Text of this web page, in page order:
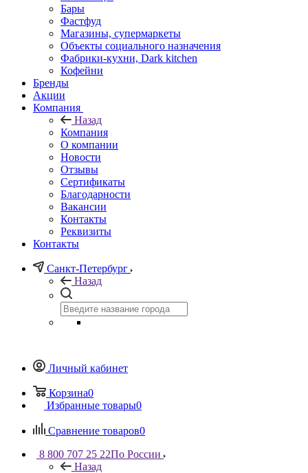
Бары
Фастфуд
Магазины, супермаркеты
Объекты социального назначения
Фабрики-кухни, Dark kitchen
Кофейни
Бренды
Акции
Компания
Назад
Компания
О компании
Новости
Отзывы
Сертификаты
Благодарности
Вакансии
Контакты
Реквизиты
Контакты
Санкт-Петербург
Назад
Личный кабинет
Корзина0
Избранные товары0
Сравнение товаров0
8 800 707 25 22По России
Назад